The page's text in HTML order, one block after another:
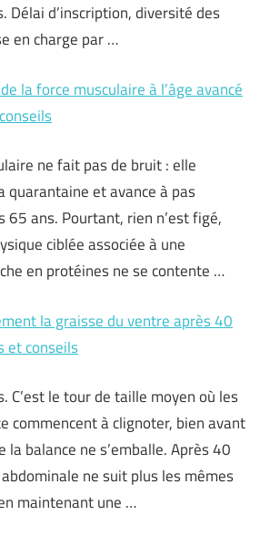
Délai d’inscription, diversité des
en charge par …
la force musculaire à l’âge avancé
ne fait pas de bruit : elle
quarantaine et avance à pas
65 ans. Pourtant, rien n’est figé,
ciblée associée à une
en protéines ne se contente …
la graisse du ventre après 40
et conseils
C’est le tour de taille moyen où les
commencent à clignoter, bien avant
la balance ne s’emballe. Après 40
ne suit plus les mêmes
maintenant une …